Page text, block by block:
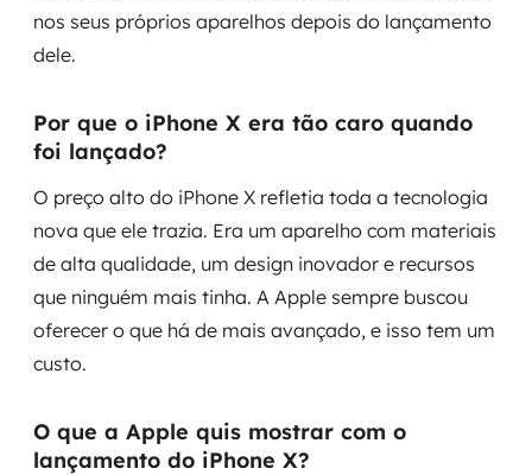
nos seus próprios aparelhos depois do lançamento
dele.
Por que o iPhone X era tão caro quando
foi lançado?
O preço alto do iPhone X refletia toda a tecnologia
nova que ele trazia. Era um aparelho com materiais
de alta qualidade, um design inovador e recursos
que ninguém mais tinha. A Apple sempre buscou
oferecer o que há de mais avançado, e isso tem um
custo.
O que a Apple quis mostrar com o
lançamento do iPhone X?